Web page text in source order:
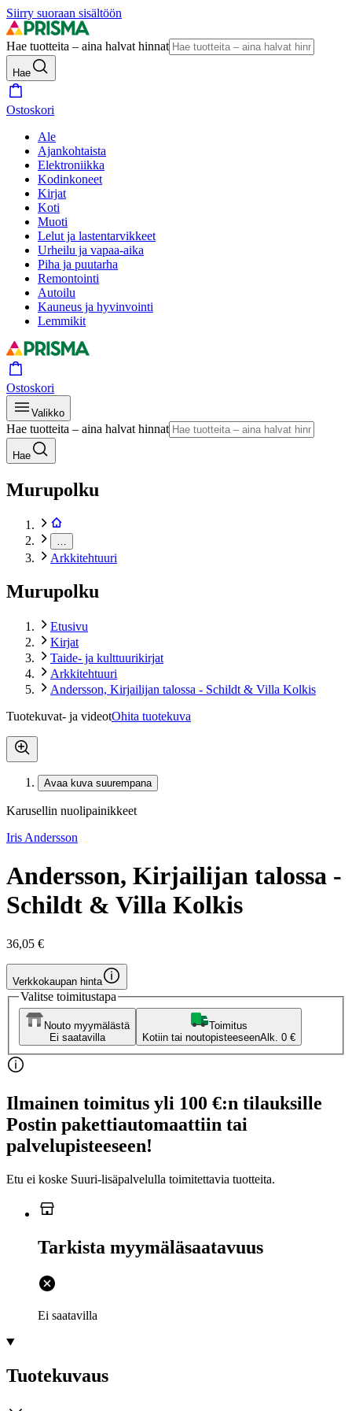
Siirry suoraan sisältöön
Hae tuotteita – aina halvat hinnat
Hae
Ostoskori
Ale
Ajankohtaista
Elektroniikka
Kodinkoneet
Kirjat
Koti
Muoti
Lelut ja lastentarvikkeet
Urheilu ja vapaa-aika
Piha ja puutarha
Remontointi
Autoilu
Kauneus ja hyvinvointi
Lemmikit
Ostoskori
Valikko
Hae tuotteita – aina halvat hinnat
Hae
Murupolku
Arkkitehtuuri
Murupolku
Etusivu
Kirjat
Taide- ja kulttuurikirjat
Arkkitehtuuri
Andersson, Kirjailijan talossa - Schildt & Villa Kolkis
Tuotekuvat- ja videotOhita tuotekuva
Avaa kuva suurempana
Karusellin nuolipainikkeet
Iris Andersson
Andersson, Kirjailijan talossa -
Schildt & Villa Kolkis
36,05 €
Verkkokaupan hinta
Valitse toimitustapa
Nouto myymälästä
Ei saatavilla
Toimitus
Kotiin tai noutopisteeseenAlk. 0 €
Ilmainen toimitus yli 100 €:n tilauksille
Postin pakettiautomaattiin tai
palvelupisteeseen!
Etu ei koske Suuri‑lisäpalvelulla toimitettavia tuotteita.
Tarkista myymäläsaatavuus
Ei saatavilla
Tuotekuvaus